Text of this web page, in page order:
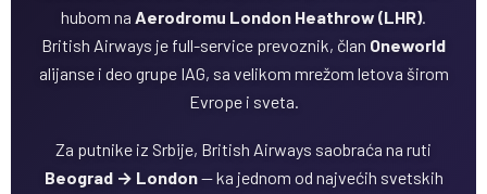
hubom na Aerodromu London Heathrow (LHR).
British Airways je full-service prevoznik, član Oneworld
alijanse i deo grupe IAG, sa velikom mrežom letova širom
Evrope i sveta.
Za putnike iz Srbije, British Airways saobraća na ruti
Beograd → London— ka jednom od najvećih svetskih